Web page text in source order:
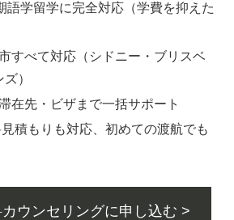
語学留学に完全対応（学費を抑えた
すべて対応（シドニー・ブリスベ
）
在先・ビザまで一括サポート
積もりも対応、初めての渡航でも
ウンセリングに申し込む >